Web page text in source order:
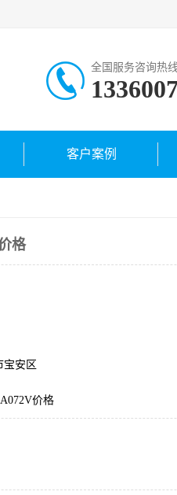
全国服务咨询热
客户案例
格
宝安区
价格